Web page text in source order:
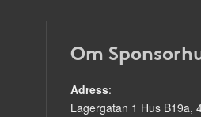
Om
Adress:
Lagergatan 1 Hus B19a,